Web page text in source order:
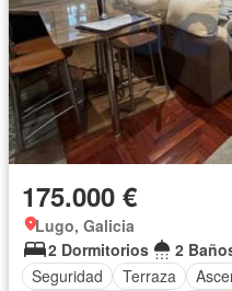
175.000 €
Lugo, Galicia
2 Dormitorios
2
Seguridad
Terraza